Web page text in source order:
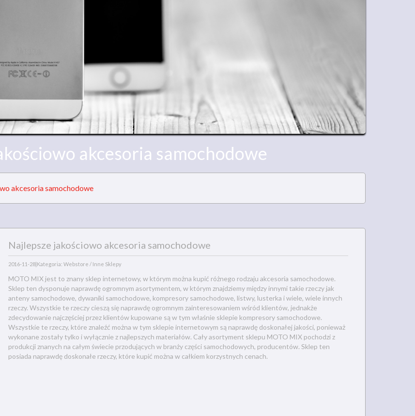
akcesoria samochodowe
akcesoria samochodowe
Najlepsze jakościowo akcesoria samochodowe
2016-11-28|Kategoria: Webstore / Inne Sklepy
MOTO MIX jest to znany sklep internetowy, w którym można kupić różnego rodzaju akcesoria samochodowe.
Sklep ten dysponuje naprawdę ogromnym asortymentem, w którym znajdziemy między innymi takie rzeczy jak
anteny samochodowe, dywaniki samochodowe, kompresory samochodowe, listwy, lusterka i wiele, wiele innych
rzeczy. Wszystkie te rzeczy cieszą się naprawdę ogromnym zainteresowaniem wśród klientów, jednakże
zdecydowanie najczęściej przez klientów kupowane są w tym właśnie sklepie kompresory samochodowe.
Wszystkie te rzeczy, które znaleźć można w tym sklepie internetowym są naprawdę doskonałej jakości, ponieważ
wykonane zostały tylko i wyłącznie z najlepszych materiałów. Cały asortyment sklepu MOTO MIX pochodzi z
produkcji znanych na całym świecie przodujących w branży części samochodowych, producentów. Sklep ten
posiada naprawdę doskonałe rzeczy, które kupić można w całkiem korzystnych cenach.